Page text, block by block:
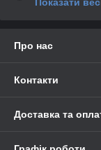
Про нас
Контакти
Доставка та